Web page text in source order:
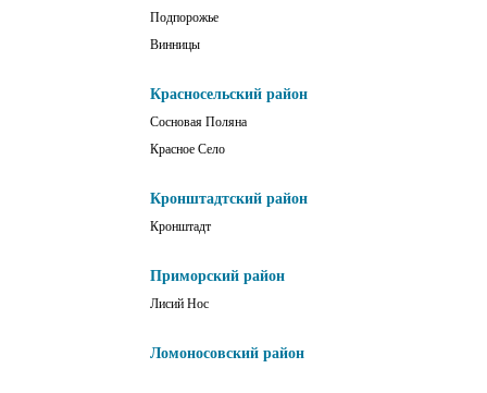
Подпорожье
Винницы
Красносельский район
Сосновая Поляна
Красное Село
Кронштадтский район
Кронштадт
Приморский район
Лисий Нос
Ломоносовский район